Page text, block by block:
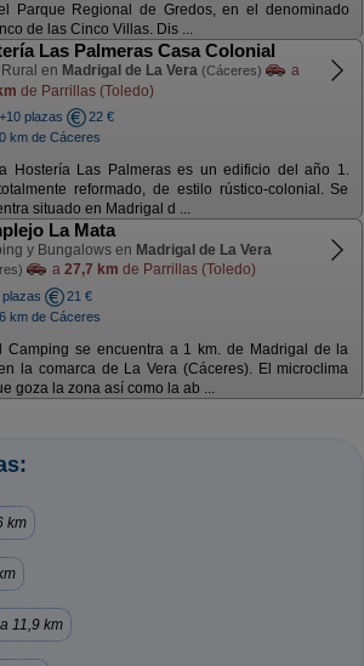
Parque Regional de Gredos, en el denominado
de las Cinco Villas. Dis ...
Las Palmeras Casa Colonial
en Madrigal de La Vera (Cáceres)
a
de Parrillas (Toledo)
plazas
22 €
km de Cáceres
Hostería Las Palmeras es un edificio del año 1.
reformado, de estilo rústico-colonial. Se
situado en Madrigal d ...
La Mata
y Bungalows en Madrigal de La Vera
a 27,7 km de Parrillas (Toledo)
plazas
21 €
km de Cáceres
Camping se encuentra a 1 km. de Madrigal de la
la comarca de La Vera (Cáceres). El microclima
goza la zona así como la ab ...
km
a 11,9 km